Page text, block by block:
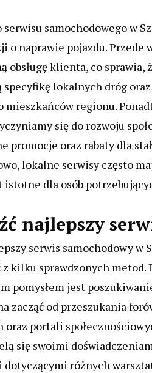
samochodowego w
o naprawie pojazdu.
obsługę klienta, co
lokalnych dróg
mieszkańców regionu.
się do rozwoju
promocje oraz rabaty dla
lokalne serwisy często
istotne dla osób
najlepszy
serwis samochodowy w
kilku sprawdzonych metod.
pomysłem jest
zacząć od przeszukania
oraz portali
się swoimi
różnych